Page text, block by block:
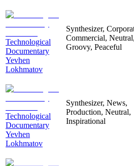
Technological
Documentary
Yevhen
Lokhmatov
Synthesizer,
Commercial, Neutral,
Groovy, Peaceful
Technological
Documentary
Yevhen
Lokhmatov
Synthesizer, News,
Production, Neutral,
Inspirational